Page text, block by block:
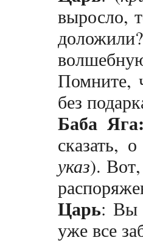
выросло,
Помните,
без
Баба Яга:
сказать,
указ).
Царь: Вы
уже все